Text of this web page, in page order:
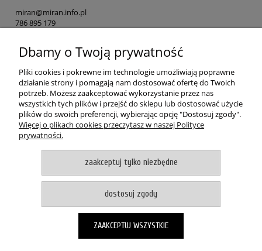
miran@miran.info.pl
786 895 179
Osoba odpowiedzialna na terenie UE
MIRAN
ul. Łódzka 153
90-054 Ksawerów, Polska
miran@miran.info.pl
786 895 179
POMOC
MOJE KONTO
PŁATNOŚCI I DOSTAWA
O NAS
Dbamy o Twoją prywatność
Pliki cookies i pokrewne im technologie umożliwiają poprawne
działanie strony i pomagają nam dostosować ofertę do Twoich
potrzeb. Możesz zaakceptować wykorzystanie przez nas
wszystkich tych plików i przejść do sklepu lub dostosować użycie
plików do swoich preferencji, wybierając opcję "Dostosuj zgody".
Więcej o plikach cookies przeczytasz w naszej Polityce
prywatności.
zaakceptuj tylko niezbędne
dostosuj zgody
ZAAKCEPTUJ WSZYSTKIE